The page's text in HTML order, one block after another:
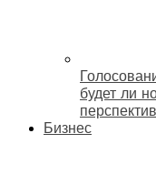
будет ли
Бизнес